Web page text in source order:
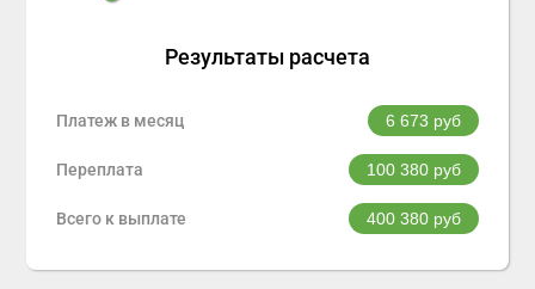
Результаты расчета
Платеж в месяц 6 673 руб
Переплата 100 380руб
Всего к выплате 400 380руб